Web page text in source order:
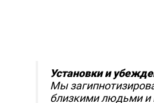
Установки и
Мы
близкими людьми и